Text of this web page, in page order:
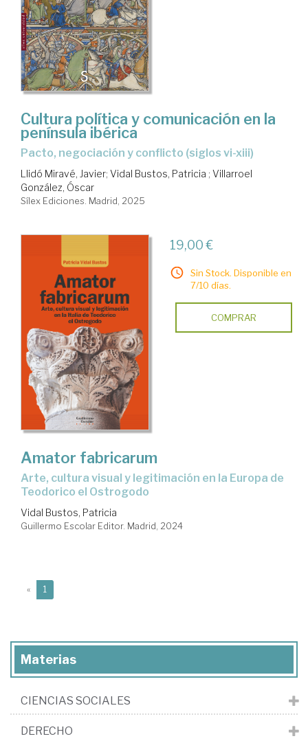
Cultura política y comunicación en la
península ibérica
Pacto, negociación y conflicto (siglos vi-xiii)
Llidó Miravé, Javier; Vidal Bustos, Patricia ; Villarroel
González, Óscar
Sílex Ediciones. Madrid, 2025
19,00 €
Sin Stock. Disponible en
7/10 días.
COMPRAR
Amator fabricarum
arte, cultura visual y legitimación en la Europa de
Teodorico el Ostrogodo
Vidal Bustos, Patricia
Guillermo Escolar Editor. Madrid, 2024
« 1
Materias
CIENCIAS SOCIALES
DERECHO